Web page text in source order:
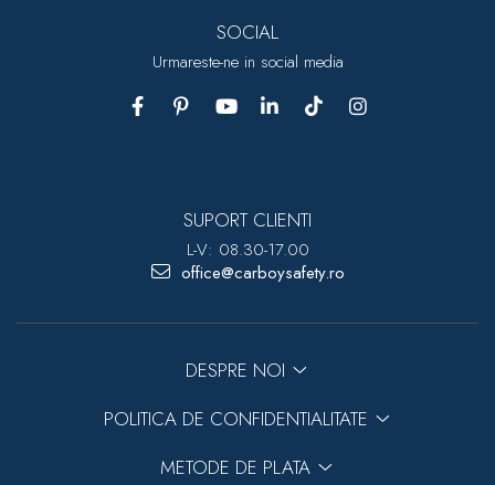
SOCIAL
Urmareste-ne in social media
SUPORT CLIENTI
L-V: 08.30-17.00
office@carboysafety.ro
DESPRE NOI
POLITICA DE CONFIDENTIALITATE
METODE DE PLATA